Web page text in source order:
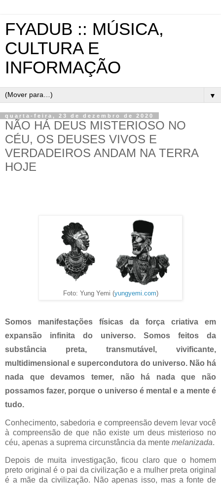
FYADUB :: MÚSICA,
CULTURA E
INFORMAÇÃO
▼
quarta-feira, 23 de dezembro de 2020
NÃO HÁ DEUS MISTERIOSO NO
CÉU, OS DEUSES VIVOS E
VERDADEIROS ANDAM NA TERRA
HOJE
Foto: Yung Yemi (yungyemi.com)
Somos manifestações físicas da força criativa em
expansão infinita do universo. Somos feitos da
substância preta, transmutável, vivificante,
multidimensional e supercondutora do universo. Não há
nada que devamos temer, não há nada que não
possamos fazer, porque o universo é mental e a mente é
tudo.
Conhecimento, sabedoria e compreensão devem levar você
à compreensão de que não existe um deus misterioso no
céu, apenas a suprema circunstância da mente melanizada.
Depois de muita investigação, ficou claro que o homem
preto original é o pai da civilização e a mulher preta original
é a mãe da civilização. Não apenas isso, mas a fonte de